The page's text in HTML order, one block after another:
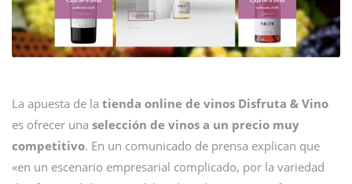
La apuesta de la tienda online de vinos Disfruta & Vino
es ofrecer una selección de vinos a un precio muy
competitivo. En un comunicado de prensa explican que
«en un escenario empresarial complicado, por la variedad